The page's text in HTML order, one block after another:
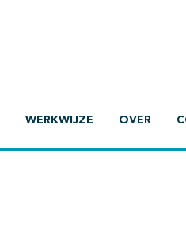
WERKWIJZE OVER